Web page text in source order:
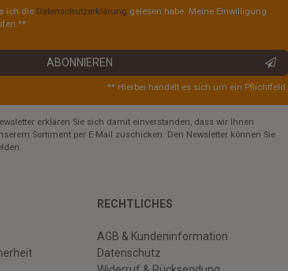
ich die Daten­schutz­erklärung gelesen habe. Meine Einwilligung
ABONNIEREN
** Hierbei handelt es sich um ein Pflichtfeld.
erklären Sie sich damit einverstanden, dass wir Ihnen
Sortiment per E-Mail zuschicken. Den Newsletter können Sie
RECHTLICHES
AGB & Kundeninformation
Datenschutz